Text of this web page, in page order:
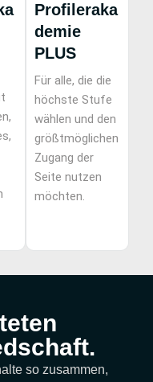
Profileraka
demie
PLUS
Für alle, die die
höchste Stufe
wählen und den
größtmöglichen
Zugang der
Seite nutzen
möchten.
so zusammen,